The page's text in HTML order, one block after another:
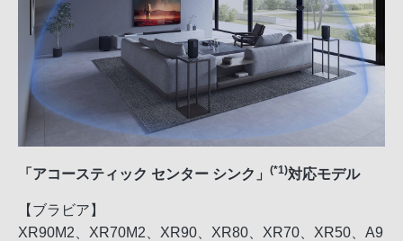
「アコースティック センター シンク」 (*1)対応モデル
【ブラビア】
XR90M2、XR70M2、XR90、XR80、XR70、XR50、A9